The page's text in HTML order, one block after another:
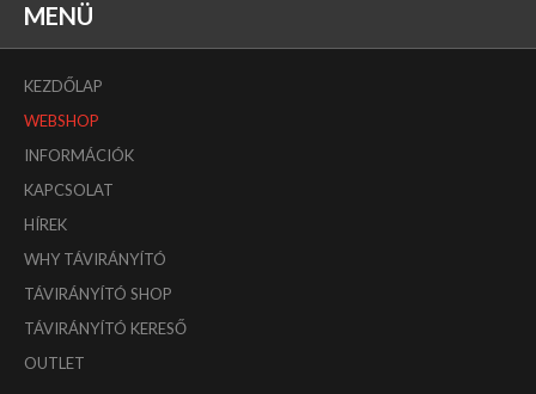
MENÜ
KEZDŐLAP
WEBSHOP
INFORMÁCIÓK
KAPCSOLAT
HÍREK
WHY TÁVIRÁNYÍTÓ
TÁVIRÁNYÍTÓ SHOP
TÁVIRÁNYÍTÓ KERESŐ
OUTLET